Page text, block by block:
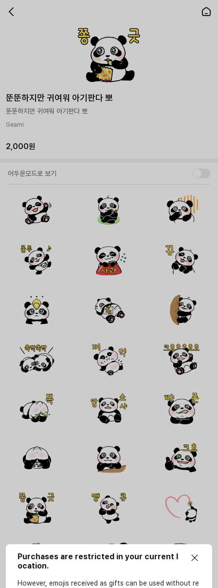
뚠뚠하지만 귀여워 아기판다 뽀
뚠뚠하지만 귀여워 아기판다 뽀
Geami
2,000원
어두운모드로 보기
Purchases are restricted in your current l
ocation.
However, emojis received as gifts can be used without re